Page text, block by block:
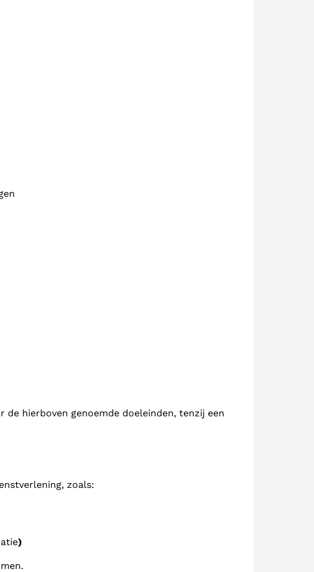
hierboven genoemde doeleinden, tenzij een
zoals:
)